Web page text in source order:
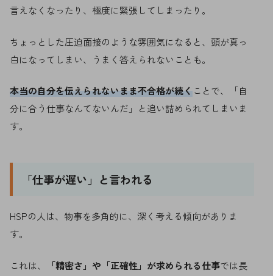
言えなくなったり、極度に緊張してしまったり。
ちょっとした圧迫面接のような雰囲気になると、頭が真っ
白になってしまい、うまく答えられないことも。
本当の自分を伝えられないまま不合格が続くことで、「自
分に合う仕事なんてないんだ」と追い詰められてしまいま
す。
「仕事が遅い」と言われる
HSPの人は、物事を多角的に、深く考える傾向がありま
す。
これは、 「精密さ」や「正確性」が求められる仕事では長